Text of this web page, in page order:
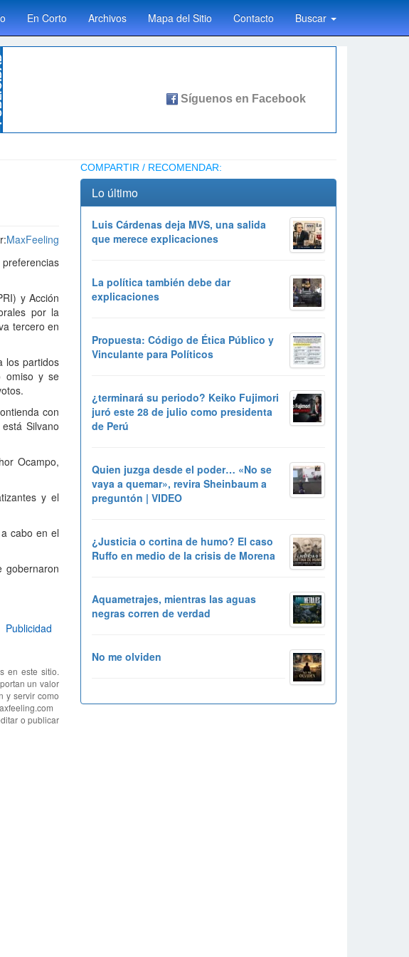
En Corto Archivos Mapa del Sitio Contacto Buscar
MaxFeeling
y Acción
por la
tercero en
los partidos
omiso y se
con
Silvano
Ocampo,
y el
cabo en el
Publicidad
en este sitio.
un valor
y servir como
o publicar
COMPARTIR / RECOMENDAR:
Lo último
Luis Cárdenas deja MVS, una salida
que merece explicaciones
La política también debe dar
explicaciones
Propuesta: Código de Ética Público y
Vinculante para Políticos
¿terminará su periodo? Keiko Fujimori
juró este 28 de julio como presidenta
de Perú
Quien juzga desde el poder… «No se
vaya a quemar», revira Sheinbaum a
preguntón | VIDEO
¿Justicia o cortina de humo? El caso
Ruffo en medio de la crisis de Morena
Aquametrajes, mientras las aguas
negras corren de verdad
No me olviden